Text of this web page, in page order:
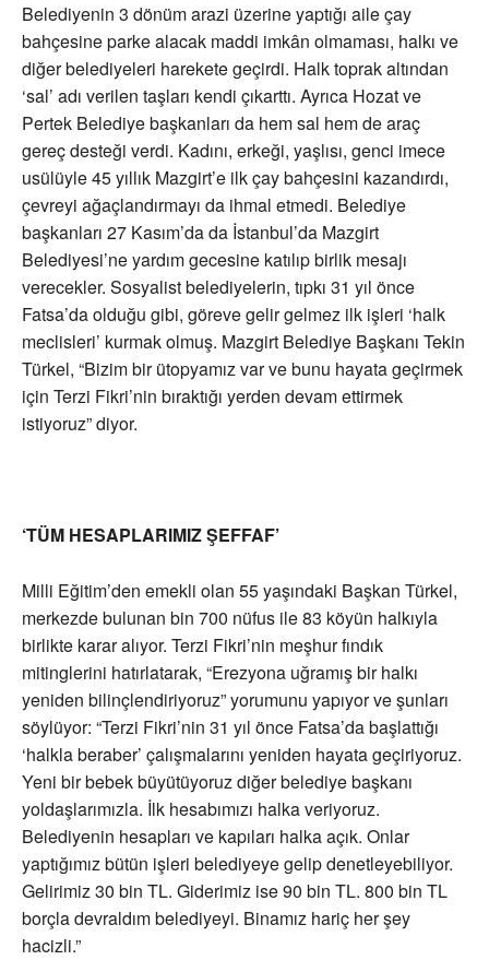
Belediyenin 3 dönüm arazi üzerine yaptığı aile çay
bahçesine parke alacak maddi imkân olmaması, halkı ve
diğer belediyeleri harekete geçirdi. Halk toprak altından
‘sal’ adı verilen taşları kendi çıkarttı. Ayrıca Hozat ve
Pertek Belediye başkanları da hem sal hem de araç
gereç desteği verdi. Kadını, erkeği, yaşlısı, genci imece
usülüyle 45 yıllık Mazgirt’e ilk çay bahçesini kazandırdı,
çevreyi ağaçlandırmayı da ihmal etmedi. Belediye
başkanları 27 Kasım’da da İstanbul’da Mazgirt
Belediyesi’ne yardım gecesine katılıp birlik mesajı
verecekler. Sosyalist belediyelerin, tıpkı 31 yıl önce
Fatsa’da olduğu gibi, göreve gelir gelmez ilk işleri ‘halk
meclisleri’ kurmak olmuş. Mazgirt Belediye Başkanı Tekin
Türkel, “Bizim bir ütopyamız var ve bunu hayata geçirmek
için Terzi Fikri’nin bıraktığı yerden devam ettirmek
istiyoruz” diyor.
‘TÜM HESAPLARIMIZ ŞEFFAF’
Milli Eğitim’den emekli olan 55 yaşındaki Başkan Türkel,
merkezde bulunan bin 700 nüfus ile 83 köyün halkıyla
birlikte karar alıyor. Terzi Fikri’nin meşhur fındık
mitinglerini hatırlatarak, “Erezyona uğramış bir halkı
yeniden bilinçlendiriyoruz” yorumunu yapıyor ve şunları
söylüyor: “Terzi Fikri’nin 31 yıl önce Fatsa’da başlattığı
‘halkla beraber’ çalışmalarını yeniden hayata geçiriyoruz.
Yeni bir bebek büyütüyoruz diğer belediye başkanı
yoldaşlarımızla. İlk hesabımızı halka veriyoruz.
Belediyenin hesapları ve kapıları halka açık. Onlar
yaptığımız bütün işleri belediyeye gelip denetleyebiliyor.
Gelirimiz 30 bin TL. Giderimiz ise 90 bin TL. 800 bin TL
borçla devraldım belediyeyi. Binamız hariç her şey
hacizli.”